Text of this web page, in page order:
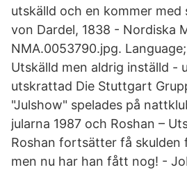
utskälld och en kommer med
von Dardel, 1838 - Nordiska
NMA.0053790.jpg.
Utskälld men aldrig inställd -
utskrattad Die Stuttgart
"Julshow" spelades på
jularna 1987 och Roshan –
Roshan fortsätter få skulden
men nu har han fått nog! -